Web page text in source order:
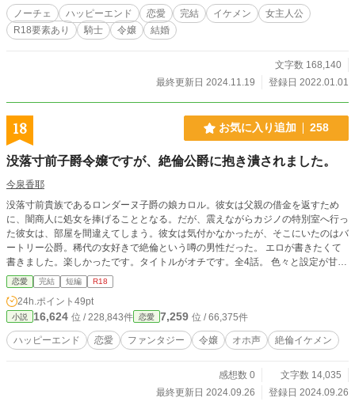
べながら今日も思う。このままで本当に良いのかと。
ノーチェ ハッピーエンド 恋愛 完結 イケメン
女主人公
R18要素あり
騎士 令嬢 結婚
文字数 168,140
最終更新日 2024.11.19
登録日 2022.01.01
18 お気に入り追加 258
没落寸前子爵令嬢ですが、絶倫公爵に抱き潰されました。
今泉香耶
没落寸前貴族であるロンダーヌ子爵の娘カロル。彼女は父親の借金を返すため
に、闇商人に処女を捧げることとなる。だが、震えながらカジノの特別室へ行っ
た彼女は、部屋を間違えてしまう。彼女は気付かなかったが、そこにいたのはバ
ートリー公爵。稀代の女好きで絶倫という噂の男性だった。 エロが書きたくて
書きました。楽しかったです。タイトルがオチです。全4話。 色々と設定が甘い
ですが、エロが書きたかっただけなのでゆるい方向けです。 ※ムーンライトノ
ベルズ様には改稿前のものが掲載されています。
恋愛 完結 短編 R18
24h.ポイント 49pt
小説 16,624 位 / 228,843件 恋愛 7,259 位 / 66,375件
ハッピーエンド 恋愛 ファンタジー 令嬢 オホ声 絶倫イケメン
感想数 0
文字数 14,035
最終更新日 2024.09.26
登録日 2024.09.26